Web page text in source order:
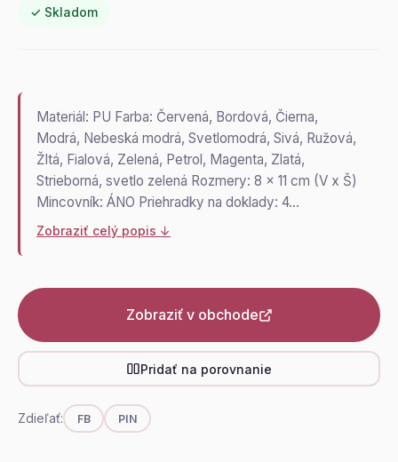
✓ Skladom
Materiál: PU Farba: Červená, Bordová, Čierna,
Modrá, Nebeská modrá, Svetlomodrá, Sivá, Ružová,
Žltá, Fialová, Zelená, Petrol, Magenta, Zlatá,
Strieborná, svetlo zelená Rozmery: 8 x 11 cm (V x Š)
Mincovník: ÁNO Priehradky na doklady: 4…
Zobraziť celý popis ↓
Zobraziť v obchode
Pridať na porovnanie
Zdieľať: FB PIN